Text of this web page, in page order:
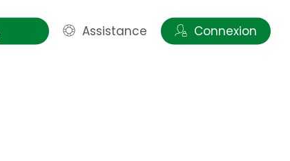
Assistance Connexion